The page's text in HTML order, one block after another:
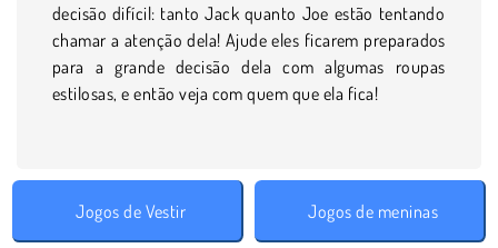
decisão difícil: tanto Jack quanto Joe estão tentando
chamar a atenção dela! Ajude eles ficarem preparados
para a grande decisão dela com algumas roupas
estilosas, e então veja com quem que ela fica!
Jogos de Vestir Jogos de meninas